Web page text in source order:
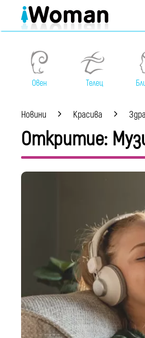
Овен Телец
Новини Красива
Откритие: